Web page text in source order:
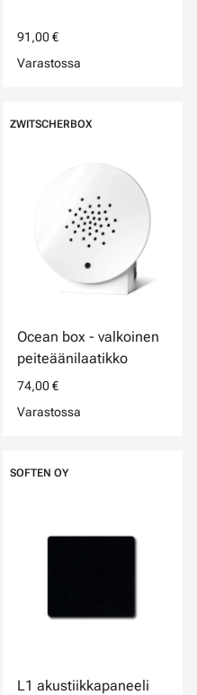
91,00 €
Varastossa
ZWITSCHERBOX
Ocean box - valkoinen
peiteäänilaatikko
74,00 €
Varastossa
SOFTEN OY
L1 akustiikkapaneeli